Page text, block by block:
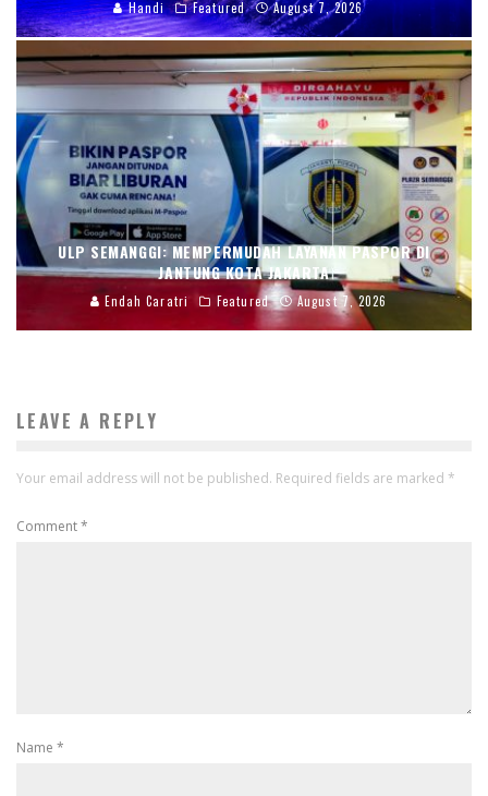
Handi Featured August 7, 2026
ULP SEMANGGI: MEMPERMUDAH LAYANAN PASPOR DI
JANTUNG KOTA JAKARTA
Endah Caratri Featured August 7, 2026
LEAVE A REPLY
Your email address will not be published. Required fields are marked *
Comment*
Name *